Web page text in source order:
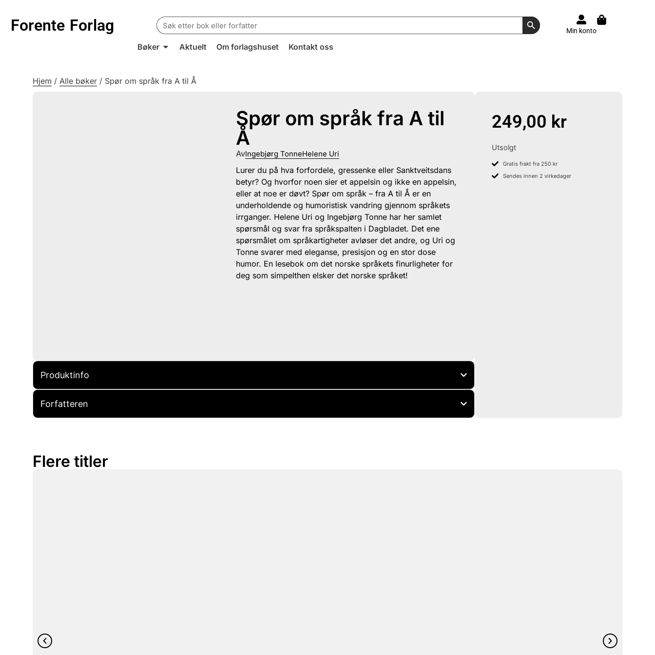
Forente Forlag
Search
for:
Search Button
Min konto
Bøker Aktuelt Om forlagshuset Kontakt oss
Hjem /Alle bøker / Spør om språk fra A til Å
Spør om språk fra A til
Å
AvIngebjørg TonneHelene Uri
Lurer du på hva forfordele, gressenke eller Sanktveitsdans
betyr? Og hvorfor noen sier et appelsin og ikke en appelsin,
eller at noe er døvt? Spør om språk – fra A til Å er en
underholdende og humoristisk vandring gjennom språkets
irrganger. Helene Uri og Ingebjørg Tonne har her samlet
spørsmål og svar fra språkspalten i Dagbladet. Det ene
spørsmålet om språkartigheter avløser det andre, og Uri og
Tonne svarer med eleganse, presisjon og en stor dose
humor. En lesebok om det norske språkets finurligheter for
deg som simpelthen elsker det norske språket!
Produktinfo
Forfatteren
249,00 kr
Utsolgt
Gratis frakt fra 250 kr
Sendes innen 2 virkedager
Flere titler